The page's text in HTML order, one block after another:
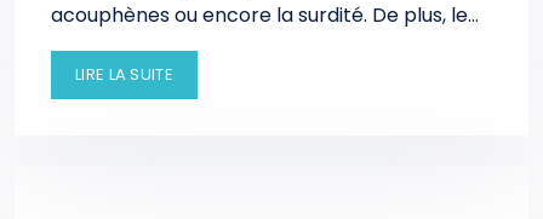
acouphènes ou encore la surdité. De plus, le…
LIRE LA SUITE